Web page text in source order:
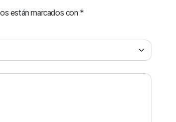
están marcados con*